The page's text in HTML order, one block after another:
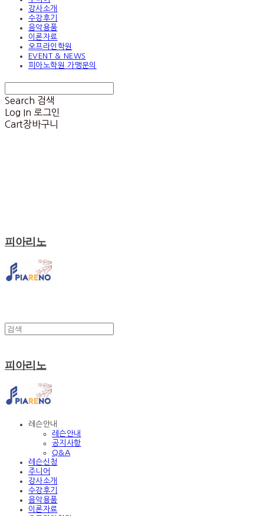
강사소개
수강후기
음악용품
이론자료
오프라인학원
EVENT & NEWS
피아노학원 가맹문의
Search 검색
Log In 로그인
Cart장바구니
피아리노
피아리노
레슨안내
레슨안내
공지사항
Q&A
레슨신청
주니어
강사소개
수강후기
음악용품
이론자료